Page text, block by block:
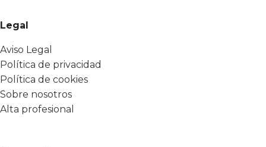
Legal
Aviso Legal
Política de privacidad
Política de cookies
Sobre nosotros
Alta profesional